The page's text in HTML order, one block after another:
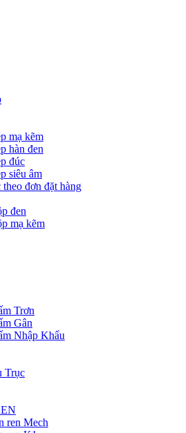
mạ kẽm
hàn đen
đúc
siêu âm
đơn đặt hàng
đen
mạ kẽm
Trơn
Gân
Nhập Khẩu
Trục
ren Mech